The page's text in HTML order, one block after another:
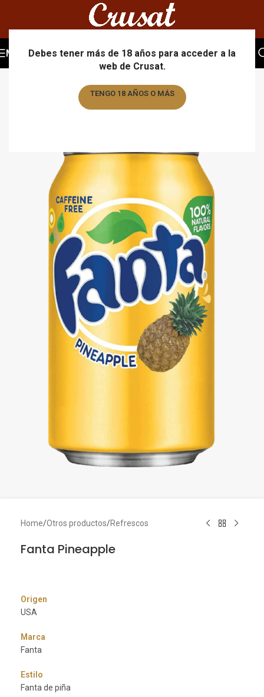
Debes tener más de 18 años para acceder a la
web de Crusat.
TENGO 18 AÑOS O MÁS
MENU
Home/Otros productos/Refrescos
Fanta Pineapple
Origen
USA
Marca
Fanta
Estilo
Fanta de piña